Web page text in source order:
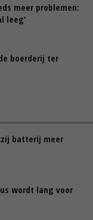
meer problemen:
leeg’
boerderij ter
batterij meer
wordt lang voor